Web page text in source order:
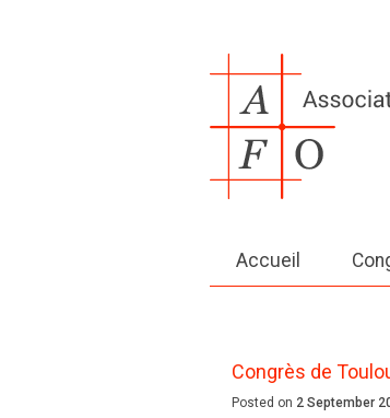
Accueil
Congrès de
Posted on 2 September